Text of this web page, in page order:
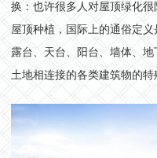
换： 也许很多人对屋顶绿化
屋顶种植，国际上的通俗定
露台、天台、阳台、墙体、地
土地相连接的各类建筑物的特